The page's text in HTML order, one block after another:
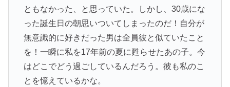
ともなかった、と思っていた。しかし、30歳にな
った誕生日の朝思いついてしまったのだ！自分が
無意識的に好きだった男は全員彼と似ていたこと
を！一瞬に私を17年前の夏に甦らせたあの子。今
はどこでどう過ごしているんだろう。彼も私のこ
とを憶えているかな。